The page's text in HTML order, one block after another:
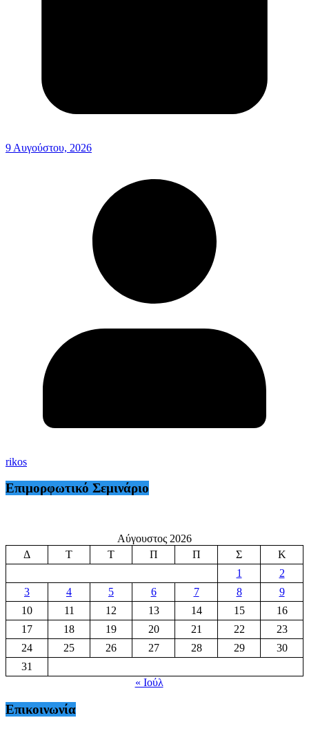
9 Αυγούστου, 2026
rikos
Επιμορφωτικό Σεμινάριο
Αύγουστος 2026
Δ
Τ Τ Π Π Σ
Κ
1
2
3
4 5 6 7 8
9
10
11 12 13 14 15
16
17
18 19 20 21 22
23
24
25 26 27 28 29
30
31
« Ιούλ
Επικοινωνία